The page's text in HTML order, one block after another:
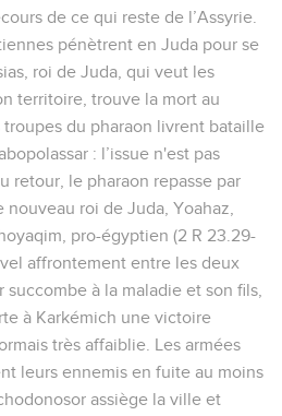
de ce qui reste de l’Assyrie.
pénètrent en Juda pour se
roi de Juda, qui veut les
territoire, trouve la mort au
du pharaon livrent bataille
: l’issue n'est pas
retour, le pharaon repasse par
roi de Juda, Yoahaz,
pro-égyptien (2 R 23.29-
affrontement entre les deux
succombe à la maladie et son fils,
à Karkémich une victoire
très affaiblie. Les armées
leurs ennemis en fuite au moins
assiège la ville et